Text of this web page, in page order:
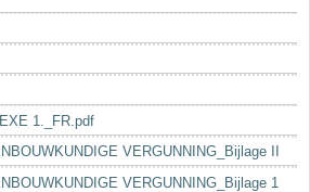
1._FR.pdf
VERGUNNING_Bijlage II
VERGUNNING_Bijlage 1